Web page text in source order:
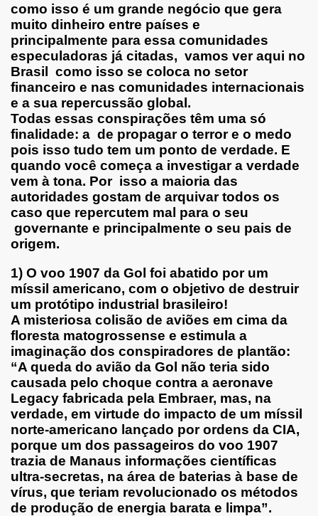
como isso é um grande negócio que gera
muito dinheiro entre países e
principalmente para essa comunidades
especuladoras já citadas, vamos ver aqui no
Brasil como isso se coloca no setor
financeiro e nas comunidades internacionais
e a sua repercussão global.
Todas essas conspirações têm uma só
finalidade: a de propagar o terror e o medo
pois isso tudo tem um ponto de verdade. E
quando você começa a investigar a verdade
vem à tona. Por isso a maioria das
autoridades gostam de arquivar todos os
caso que repercutem mal para o seu
governante e principalmente o seu pais de
origem.
1) O voo 1907 da Gol foi abatido por um
míssil americano, com o objetivo de destruir
um protótipo industrial brasileiro!
A misteriosa colisão de aviões em cima da
floresta matogrossense e estimula a
imaginação dos conspiradores de plantão:
“A queda do avião da Gol não teria sido
causada pelo choque contra a aeronave
Legacy fabricada pela Embraer, mas, na
verdade, em virtude do impacto de um míssil
norte-americano lançado por ordens da CIA,
porque um dos passageiros do voo 1907
trazia de Manaus informações científicas
ultra-secretas, na área de baterias à base de
vírus, que teriam revolucionado os métodos
de produção de energia barata e limpa”.